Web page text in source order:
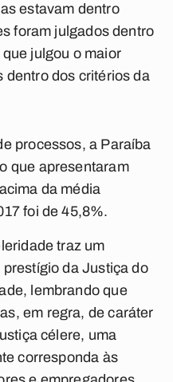
estavam dentro
foram julgados dentro
julgou o maior
dentro dos critérios da
processos, a Paraíba
que apresentaram
da média
foi de 45,8%.
traz um
prestígio daJustiça do
lembrando que
em regra, de caráter
célere, uma
corresponda às